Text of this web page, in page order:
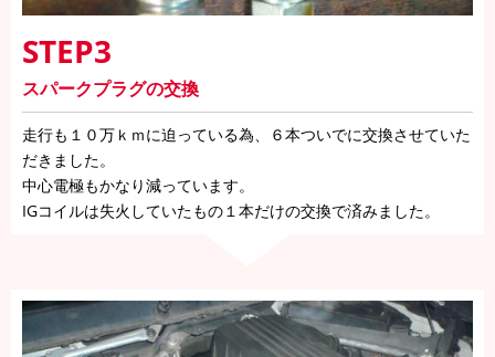
STEP3
スパークプラグの交換
走行も１０万ｋｍに迫っている為、６本ついでに交換させていた
だきました。
中心電極もかなり減っています。
IGコイルは失火していたもの１本だけの交換で済みました。